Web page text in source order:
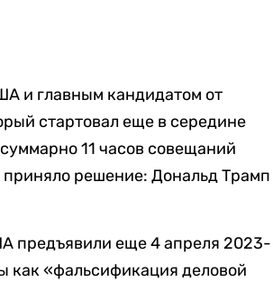
и главным кандидатом от
стартовал еще в середине
11 часов совещаний
решение: Дональд Трамп
предъявили еще 4 апреля 2023-
как «фальсификация деловой